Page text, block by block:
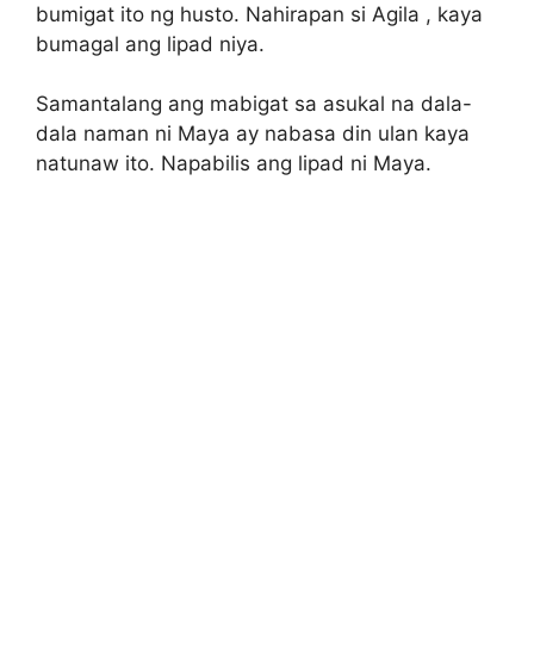
bumigat ito ng husto. Nahirapan si Agila , kaya
bumagal ang lipad niya.
Samantalang ang mabigat sa asukal na dala-
dala naman ni Maya ay nabasa din ulan kaya
natunaw ito. Napabilis ang lipad ni Maya.